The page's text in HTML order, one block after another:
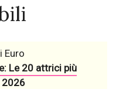
Euro
Le 20 attrici più
2026